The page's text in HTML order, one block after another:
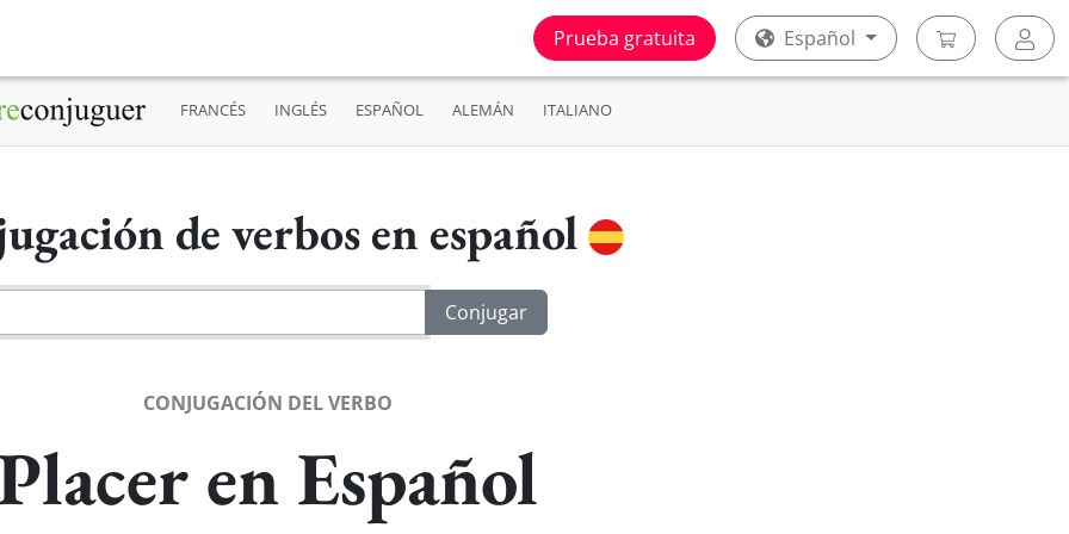
Prueba gratuita Español
FRANCÉS INGLÉS ESPAÑOL ALEMÁN ITALIANO
de verbos en español
CONJUGACIÓN DEL VERBO
en Español